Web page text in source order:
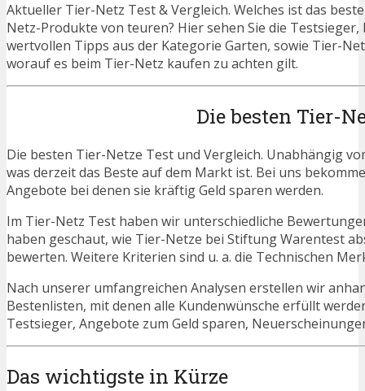
Aktueller Tier-Netz Test & Vergleich. Welches ist das
Netz-Produkte von teuren? Hier sehen Sie die
wertvollen Tipps aus der Kategorie Garten, sowie Tier-
worauf es beim Tier-Netz kaufen zu achten gilt.
Die besten Tier-
Die besten Tier-Netze Test und Vergleich. Unabhängig
was derzeit das Beste auf dem Markt ist. Bei uns
Angebote bei denen sie kräftig Geld sparen werden.
Im Tier-Netz Test haben wir unterschiedliche
haben geschaut, wie Tier-Netze bei Stiftung Warentest
bewerten. Weitere Kriterien sind u. a. die Technischen
Nach unserer umfangreichen Analysen erstellen wir
Bestenlisten, mit denen alle Kundenwünsche erfüllt
Testsieger, Angebote zum Geld sparen,
Das wichtigste in Kürze